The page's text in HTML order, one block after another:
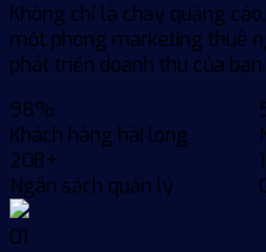
Không chỉ là chạy quảng
một phòng marketing thuê
phát triển doanh thu của bạn.
98%
Khách hàng hài lòng
20B+
Ngân sách quản lý
01